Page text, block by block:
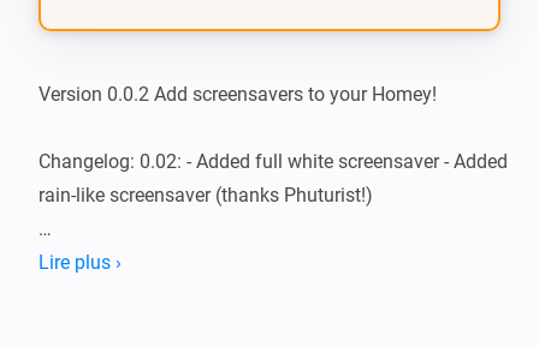
Version 0.0.2 Add screensavers to your Homey!
Changelog: 0.02: - Added full white screensaver - Added
rain-like screensaver (thanks Phuturist!)
0.01: - Rainbow on 10% intensity - T.I.F.F.-like floating -
Lire plus ›